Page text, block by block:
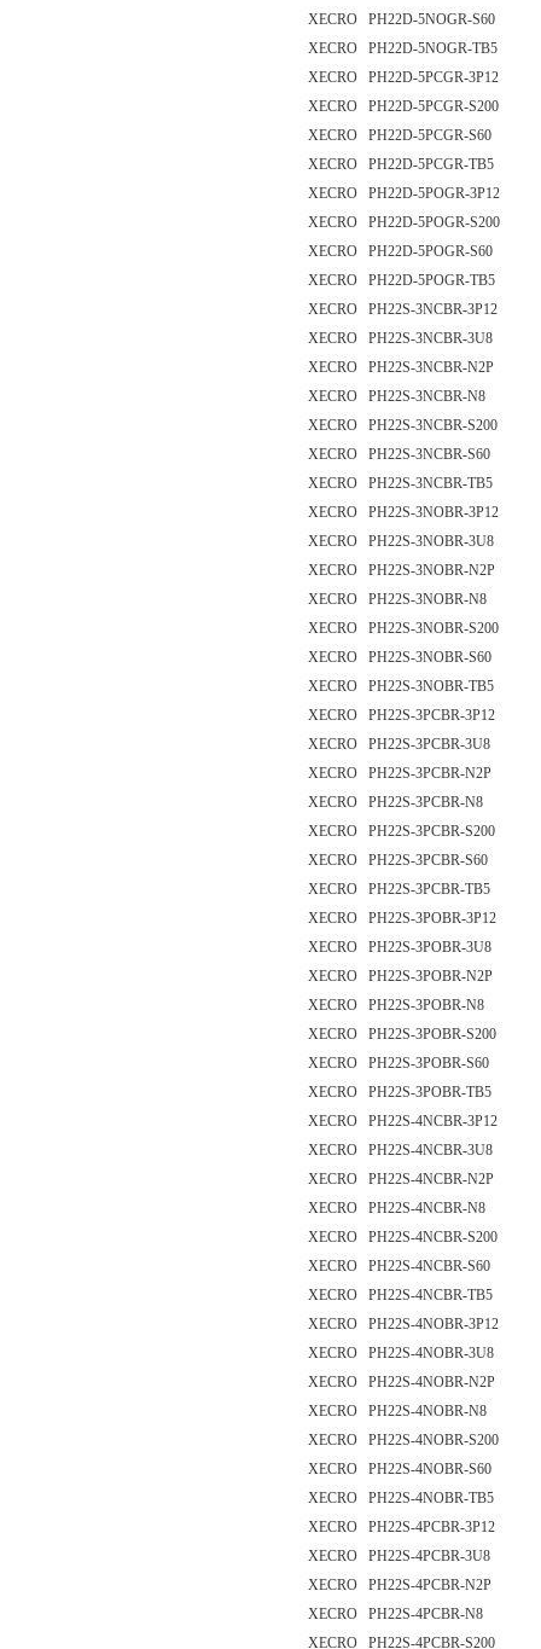
XECRO PH22D-5NOGR-S60
XECRO PH22D-5NOGR-TB5
XECRO PH22D-5PCGR-3P12
XECRO PH22D-5PCGR-S200
XECRO PH22D-5PCGR-S60
XECRO PH22D-5PCGR-TB5
XECRO PH22D-5POGR-3P12
XECRO PH22D-5POGR-S200
XECRO PH22D-5POGR-S60
XECRO PH22D-5POGR-TB5
XECRO PH22S-3NCBR-3P12
XECRO PH22S-3NCBR-3U8
XECRO PH22S-3NCBR-N2P
XECRO PH22S-3NCBR-N8
XECRO PH22S-3NCBR-S200
XECRO PH22S-3NCBR-S60
XECRO PH22S-3NCBR-TB5
XECRO PH22S-3NOBR-3P12
XECRO PH22S-3NOBR-3U8
XECRO PH22S-3NOBR-N2P
XECRO PH22S-3NOBR-N8
XECRO PH22S-3NOBR-S200
XECRO PH22S-3NOBR-S60
XECRO PH22S-3NOBR-TB5
XECRO PH22S-3PCBR-3P12
XECRO PH22S-3PCBR-3U8
XECRO PH22S-3PCBR-N2P
XECRO PH22S-3PCBR-N8
XECRO PH22S-3PCBR-S200
XECRO PH22S-3PCBR-S60
XECRO PH22S-3PCBR-TB5
XECRO PH22S-3POBR-3P12
XECRO PH22S-3POBR-3U8
XECRO PH22S-3POBR-N2P
XECRO PH22S-3POBR-N8
XECRO PH22S-3POBR-S200
XECRO PH22S-3POBR-S60
XECRO PH22S-3POBR-TB5
XECRO PH22S-4NCBR-3P12
XECRO PH22S-4NCBR-3U8
XECRO PH22S-4NCBR-N2P
XECRO PH22S-4NCBR-N8
XECRO PH22S-4NCBR-S200
XECRO PH22S-4NCBR-S60
XECRO PH22S-4NCBR-TB5
XECRO PH22S-4NOBR-3P12
XECRO PH22S-4NOBR-3U8
XECRO PH22S-4NOBR-N2P
XECRO PH22S-4NOBR-N8
XECRO PH22S-4NOBR-S200
XECRO PH22S-4NOBR-S60
XECRO PH22S-4NOBR-TB5
XECRO PH22S-4PCBR-3P12
XECRO PH22S-4PCBR-3U8
XECRO PH22S-4PCBR-N2P
XECRO PH22S-4PCBR-N8
XECRO PH22S-4PCBR-S200